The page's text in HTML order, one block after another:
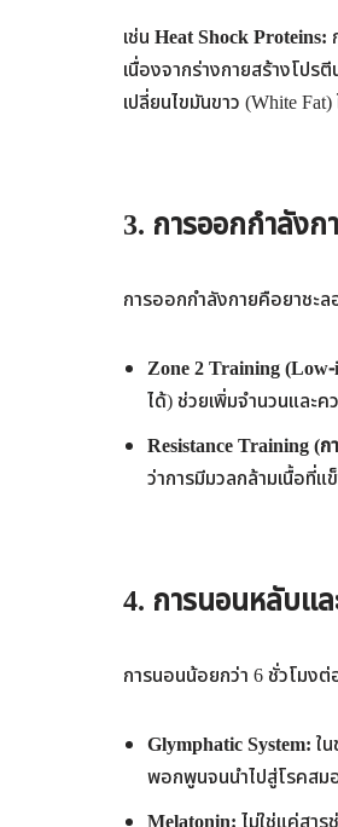
เช่น Heat Shock Proteins:
เนื่องจากร่างกายสร้างโป
เปลี่ยนไขมันขาว (White
3. การออกกำลังก
การออกกำลังกายคือยาชะ
Zone 2 Training
ได้) ช่วยเพิ่มจำนวนและ
Resistance Training (ก
ว่าการมีมวลกล้ามเนื้อที่
4. การนอนหลับแ
การนอนน้อยกว่า 6 ชั่วโมงต่
Glymphatic System: ใ
พอกพูนจนนำไปสู่โรคสม